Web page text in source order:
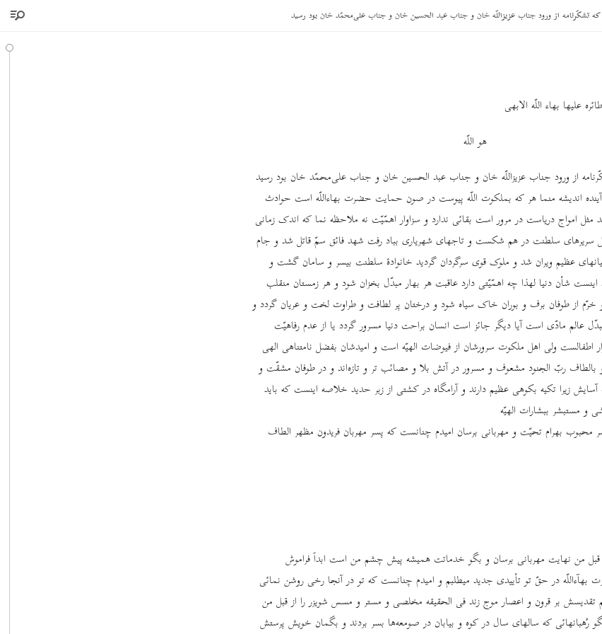
که تشکّرنامه از ورود جناب عزیزاللّه خان و جناب عبد الحسین خان و جناب علی‌محمّد خان بود رسید
علیها بهاء اللّه الابهی
هو اللّه
از ورود جناب عزیزاللّه خان و جناب عبد الحسین خان و جناب علی‌محمّد خان بود رسید
اندیشه منما هر که بملکوت اللّه پیوست در صون حمایت حضرت بهاءاللّه است حوادث
امواج دریاست در مرور است بقائی ندارد و سزاوار اهمّیّت نه ملاحظه نما که اندک زمانی
سریرهای سلطنت در هم شکست و تاجهای شهریاری بباد رفت شهد فائق سمّ قاتل شد و جام
عظیم ویران شد و ملوک قوی سرگردان گردید خانوادۀ سلطنت بیسر و سامان گشت و
اینست شأن دنیا لهذا چه اهمّیّتی دارد عاقبت هر بهار مبدّل بخزان شود و هر زمستان منقلب
و خرّم از طوفان برف و بوران خاک سیاه شود و درختان پر لطافت و طراوت لخت و عریان گردد و
عالم مادّی است آیا دیگر جائز است انسان براحت دنیا مسرور گردد یا از عدم رفاهیّت
اطفالست ولی اهل ملکوت سرورشان از فیوضات الهیّه است و امیدشان بفضل نامتناهی الهی
ربّ الجنود مشعوف و مسرور در آتش بلا و مصائب تر و تازه‌اند و در طوفان مشقّت و
زیرا تکیه بکوهی عظیم دارند و آرامگاه در کشتی از زبر حدید خلاصه اینست که باید
و مستبشر ببشارات الهیّه
محبوب بهرام تحیّت و مهربانی برسان امیدم چنانست که پسر مهربان فریدون مظهر الطاف
قبل من نهایت مهربانی برسان و بگو خدماتت همیشه پیش چشم من است ابداً فراموش
بهآءاللّه در حقّ تو تأییدی جدید میطلبم و امیدم چنانست که تو در آنجا رخی روشن نمائی
بر قرون و اعصار موج زند فی ‌الحقیقه مخلصی و مستر و مسس شویزر را از قبل من
رُهبانهائی که سالهای سال در کوه و بیابان در صومعه‌ها بسر بردند و بگمان خویش پرستش